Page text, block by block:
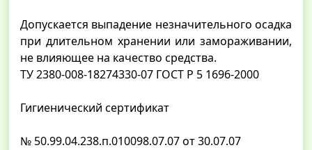
Допускается выпадение незначительного осадка
при длительном хранении или замораживании,
не влияющее на качество средства.
ТУ 2380-008-18274330-07 ГОСТ Р 5 1696-2000
Гигиенический сертификат
№ 50.99.04.238.п.010098.07.07 от 30.07.07